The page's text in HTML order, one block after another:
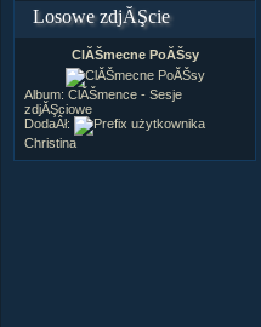
Losowe zdjĂŞcie
ClĂŠmecne PoĂŠsy
Album: ClĂŠmence - Sesje
zdjĂŞciowe
DodaÂł:
Christina